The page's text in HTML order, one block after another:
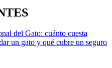
del Gato: cuánto cuesta
un gato y qué cubre un seguro